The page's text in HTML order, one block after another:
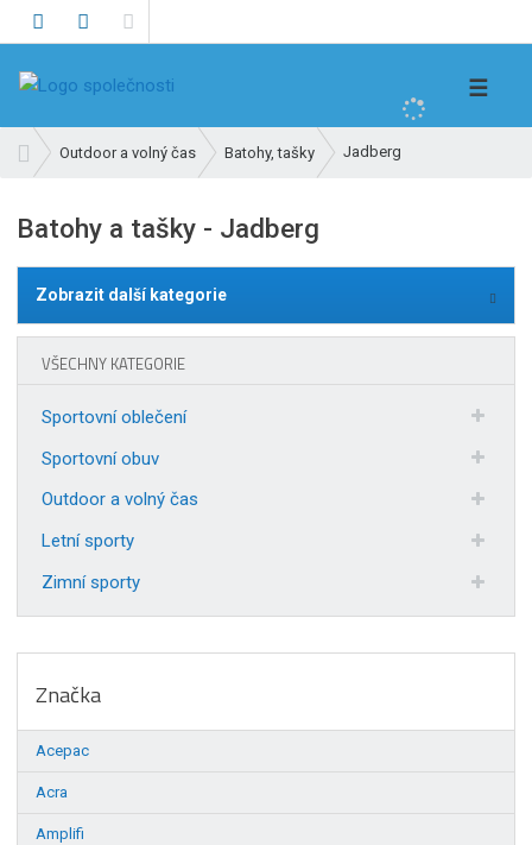
d
a
☰
v
d
t
Outdoor a volný čas Batohy, tašky Jadberg
Batohy a tašky - Jadberg
Zobrazit další kategorie
VŠECHNY KATEGORIE
Sportovní oblečení
Sportovní obuv
Outdoor a volný čas
Letní sporty
Zimní sporty
Značka
Acepac
Acra
Amplifi